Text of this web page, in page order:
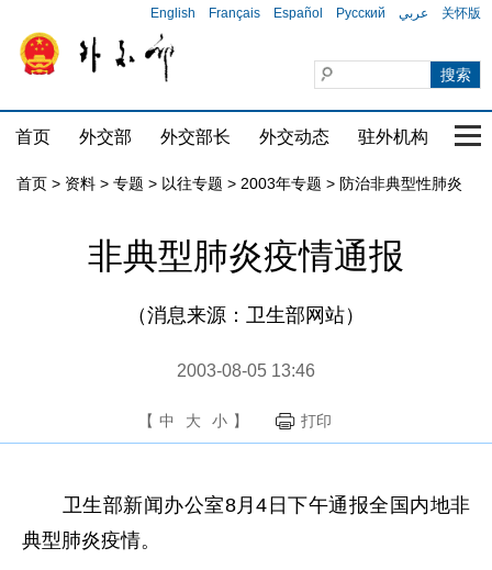
English Français Español Русский عربي 关怀版
首页 外交部 外交部长 外交动态 驻外机构 国
首页 > 资料 > 专题 > 以往专题 > 2003年专题 > 防治非典型性肺炎
非典型肺炎疫情通报
（消息来源：卫生部网站）
2003-08-05 13:46
【 中 大 小 】 打印
卫生部新闻办公室8月4日下午通报全国内地非
典型肺炎疫情。